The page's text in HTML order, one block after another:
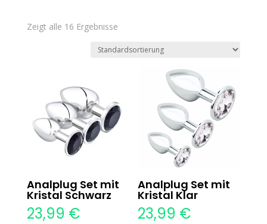
Zeigt alle 16 Ergebnisse
Analplug Set mit
Kristal Schwarz
23,99 €
Analplug Set mit
Kristal Klar
23,99 €